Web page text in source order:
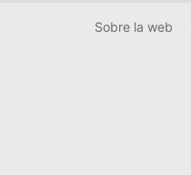
Sobre la web